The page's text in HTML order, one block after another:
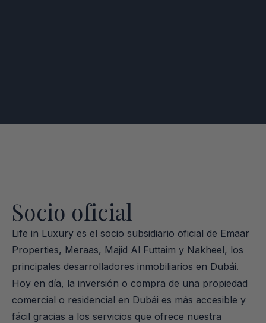
Socio oficial
Life in Luxury es el socio subsidiario oficial de Emaar
Properties, Meraas, Majid Al Futtaim y Nakheel, los
principales desarrolladores inmobiliarios en Dubái.
Hoy en día, la inversión o compra de una propiedad
comercial o residencial en Dubái es más accesible y
fácil gracias a los servicios que ofrece nuestra